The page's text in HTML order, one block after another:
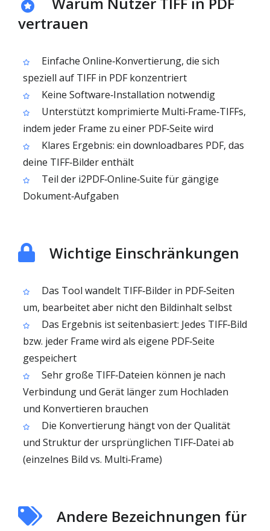
vertrauen
Einfache Online‑Konvertierung, die sich
speziell auf TIFF in PDF konzentriert
Keine Software‑Installation notwendig
Unterstützt komprimierte Multi‑Frame‑TIFFs,
indem jeder Frame zu einer PDF‑Seite wird
Klares Ergebnis: ein downloadbares PDF, das
deine TIFF‑Bilder enthält
Teil der i2PDF‑Online‑Suite für gängige
Dokument‑Aufgaben
Wichtige Einschränkungen
Das Tool wandelt TIFF‑Bilder in PDF‑Seiten
um, bearbeitet aber nicht den Bildinhalt selbst
Das Ergebnis ist seitenbasiert: Jedes TIFF‑Bild
bzw. jeder Frame wird als eigene PDF‑Seite
gespeichert
Sehr große TIFF‑Dateien können je nach
Verbindung und Gerät länger zum Hochladen
und Konvertieren brauchen
Die Konvertierung hängt von der Qualität
und Struktur der ursprünglichen TIFF‑Datei ab
(einzelnes Bild vs. Multi‑Frame)
Andere Bezeichnungen für